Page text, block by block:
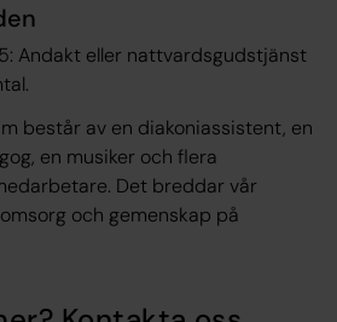
Andakt eller nattvardsgudstjänst
består av en diakoniassistent, en
en musiker och flera
Det breddar vår
och gemenskap på